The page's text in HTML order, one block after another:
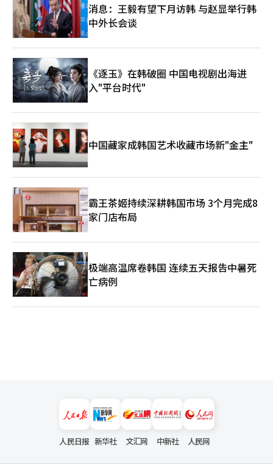
消息：王毅有望下月访韩 与赵显举行韩
中外长会谈
《逐玉》在韩破圈 中国电视剧出海进
入"平台时代"
中国藏家成韩国艺术收藏市场新"金主"
霸王茶姬持续深耕韩国市场 3个月完成8
家门店布局
极端高温席卷韩国 连续五天报告中暑死
亡病例
人民日报 新华社 文汇网 中新社 人民网